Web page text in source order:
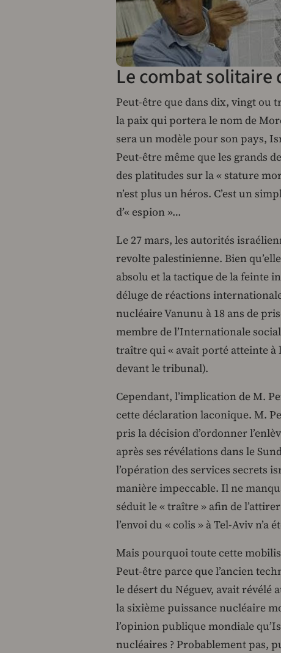
Le combat solitaire
Peut-être que dans dix, vingt
la paix qui portera le nom de
sera un modèle pour son pays,
Peut-être même que les grands
des platitudes sur la « stature
n’est plus un héros. C’est un
d’« espion »…
Le 27 mars, les autorités
revolte palestinienne. Bien
absolu et la tactique de la feinte
déluge de réactions
nucléaire Vanunu à 18 ans de
membre de l’Internationale
traître qui « avait porté atteinte à
devant le tribunal).
Cependant, l’implication de M.
cette déclaration laconique. M.
pris la décision d’ordonner
après ses révélations dans le
l’opération des services secrets
manière impeccable. Il ne
séduit le « traître » afin de
l’envoi du « colis » à Tel-Aviv n’a
Mais pourquoi toute cette
Peut-être parce que l’ancien
le désert du Néguev, avait
la sixième puissance nucléaire
l’opinion publique mondiale
nucléaires ? Probablement pas,